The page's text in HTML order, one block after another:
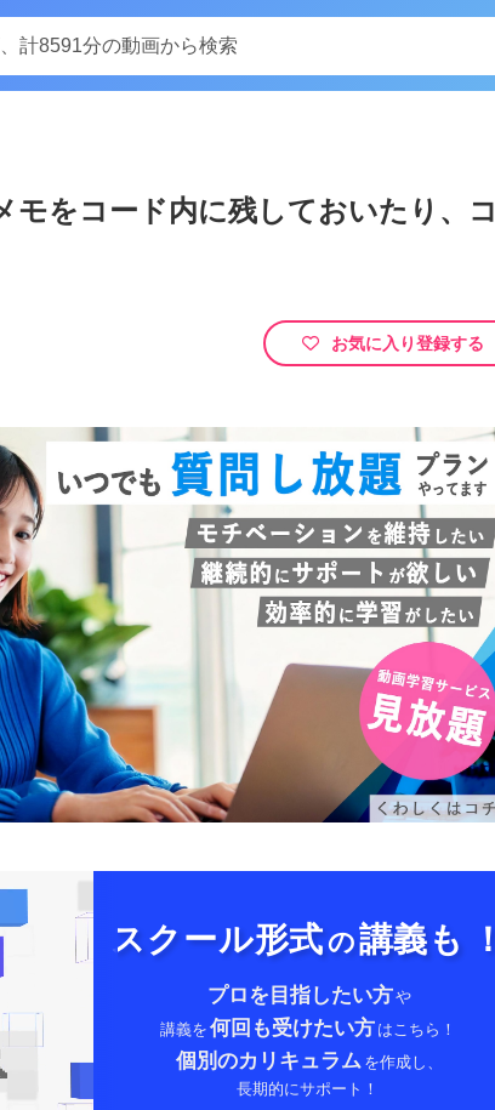
エメット）基礎編
cheat-sheet/紹介するのは、HTML（エイチティーエムエル）と
をコード内に残しておいたり、コ
お気に入り登録する
スクール形式の講義も ！
プロを目指したい方や
講義を何回も受けたい方はこちら！
個別のカリキュラム を作成し、
長期的にサポート！